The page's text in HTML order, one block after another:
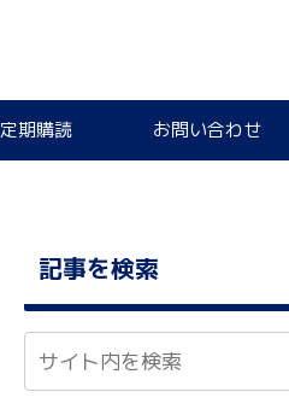
定期購読 お問い合わせ
記事を検索